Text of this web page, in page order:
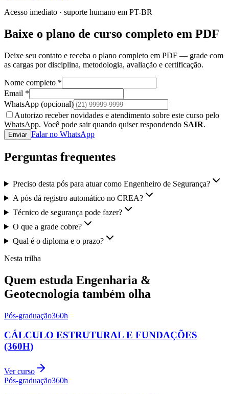
Acesso imediato · suporte humano em PT-BR
Baixe o plano de curso completo em PDF
Deixe seu contato e receba o plano completo em PDF — grade com
as cargas por disciplina, metodologia, avaliação e certificação.
Nome completo *
Email *
WhatsApp (opcional)
Autorizo receber novidades e atendimento sobre este curso pelo
WhatsApp. Você pode sair quando quiser respondendo SAIR.
Enviar Falar no WhatsApp
Perguntas frequentes
Preciso desta pós para atuar como Engenheiro de Segurança?
A pós dá registro automático no CREA?
Técnico de segurança pode fazer?
O que a grade cobre?
Qual é o diploma e o prazo?
Nesta trilha
Quem estuda Engenharia &
Geotecnologia também olha
Pós-graduação360h
CÁLCULO ESTRUTURAL E FUNDAÇÕES
(360H)
Ver curso
Pós-graduação360h